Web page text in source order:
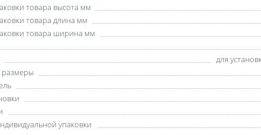
товара высота мм
товара длина мм
товара ширина мм
для
упаковки